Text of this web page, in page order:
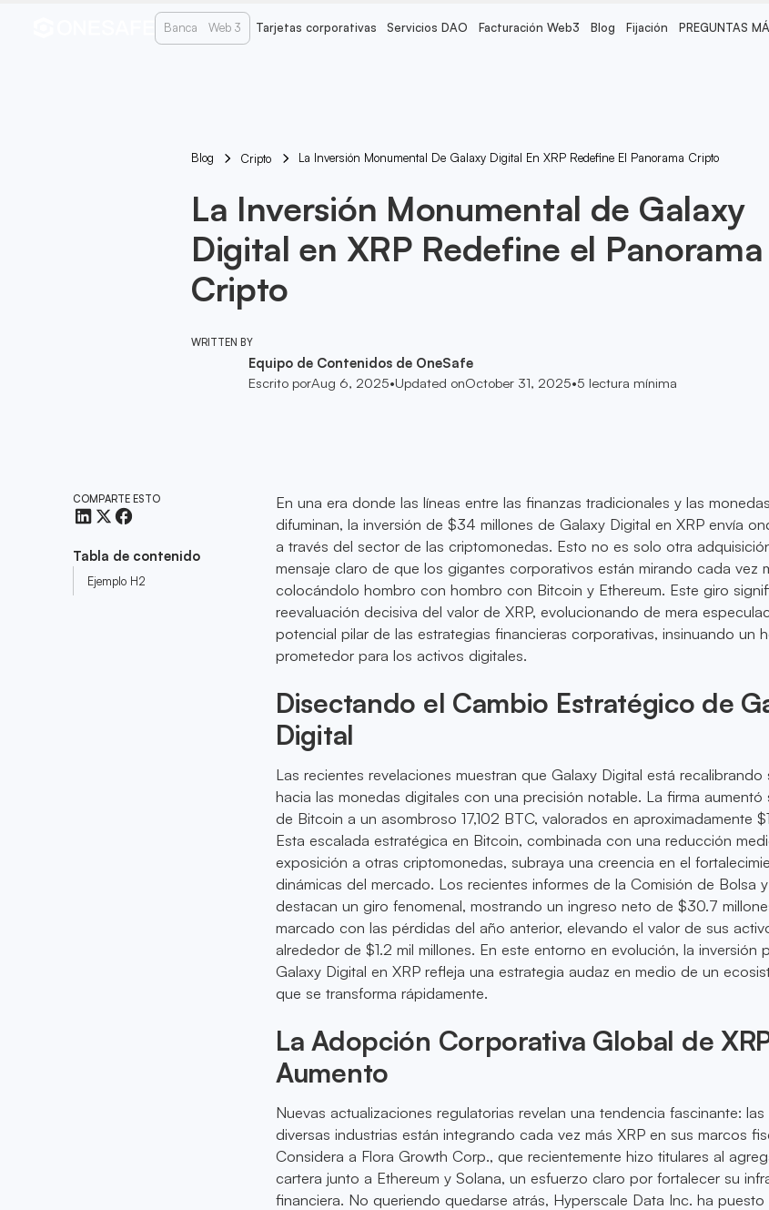
Banca Web 3 Tarjetas corporativas Servicios DAO Facturación Web3 Blog Fijación PREGUNTAS
Blog Cripto La Inversión Monumental De Galaxy Digital En XRP Redefine El Panorama Cripto
La Inversión Monumental de Galaxy
Digital en XRP Redefine el Panorama
Cripto
WRITTEN BY
Equipo de Contenidos de OneSafe
Escrito porAug 6, 2025•Updated onOctober 31, 2025•5 lectura mínima
COMPARTE ESTO
Tabla de contenido
Ejemplo H2
En una era donde las líneas entre las finanzas tradicionales y las
difuminan, la inversión de $34 millones de Galaxy Digital en XRP envía
a través del sector de las criptomonedas. Esto no es solo otra
mensaje claro de que los gigantes corporativos están mirando cada vez
colocándolo hombro con hombro con Bitcoin y Ethereum. Este giro
reevaluación decisiva del valor de XRP, evolucionando de mera
potencial pilar de las estrategias financieras corporativas, insinuando un
prometedor para los activos digitales.
Disectando el Cambio Estratégico de
Digital
Las recientes revelaciones muestran que Galaxy Digital está recalibrando
hacia las monedas digitales con una precisión notable. La firma aumentó
de Bitcoin a un asombroso 17,102 BTC, valorados en aproximadamente
Esta escalada estratégica en Bitcoin, combinada con una reducción
exposición a otras criptomonedas, subraya una creencia en el
dinámicas del mercado. Los recientes informes de la Comisión de Bolsa
destacan un giro fenomenal, mostrando un ingreso neto de $30.7
marcado con las pérdidas del año anterior, elevando el valor de sus
alrededor de $1.2 mil millones. En este entorno en evolución, la inversión
Galaxy Digital en XRP refleja una estrategia audaz en medio de un
que se transforma rápidamente.
La Adopción Corporativa Global de
Aumento
Nuevas actualizaciones regulatorias revelan una tendencia fascinante:
diversas industrias están integrando cada vez más XRP en sus marcos
Considera a Flora Growth Corp., que recientemente hizo titulares al
cartera junto a Ethereum y Solana, un esfuerzo claro por fortalecer su
financiera. No queriendo quedarse atrás, Hyperscale Data Inc. ha puesto